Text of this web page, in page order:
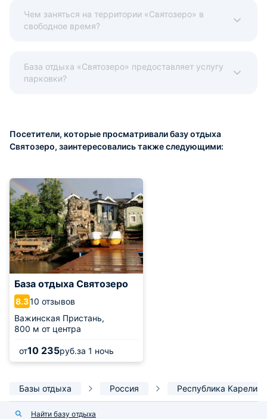
Чем заняться на территории «Святозеро» в
свободное время?
База отдыха «Святозеро» предоставляет услугу
парковки?
Посетители, которые просматривали базу отдыха
Святозеро, заинтересовались также следующими:
База отдыха Святозеро
8.310 отзывов
Важинская Пристань,
800 м от центра
от10 235руб.за 1 ночь
Базы отдыха Россия Республика Карелия
Найти базу отдыха